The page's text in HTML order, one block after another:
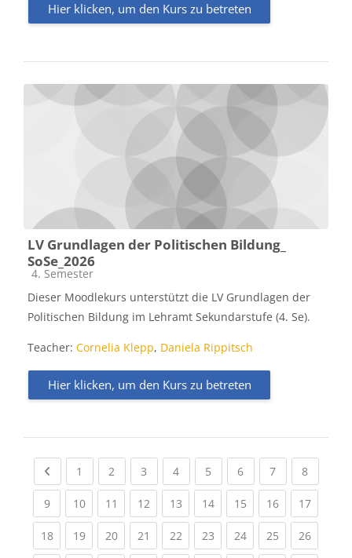
Hier klicken, um den Kurs zu betreten
LV Grundlagen der Politischen Bildung_
SoSe_2026
Kursbereich
4. Semester
Dieser Moodlekurs unterstützt die LV Grundlagen der
Politischen Bildung im Lehramt Sekundarstufe (4. Se).
Teacher: Cornelia Klepp, Daniela Rippitsch
Hier klicken, um den Kurs zu betreten
Previous page
1 (current)
2 (current)
3 (current)
4(current)
5 (current)
6(current)
7(current)
8(current)
9(current)
10(current)
11 (current)
12(current)
13(current)
14(current)
15(current)
16(current)
17
18(current)
19(current)
20(current)
21 (current)
22(current)
23(current)
24(current)
25(current)
26